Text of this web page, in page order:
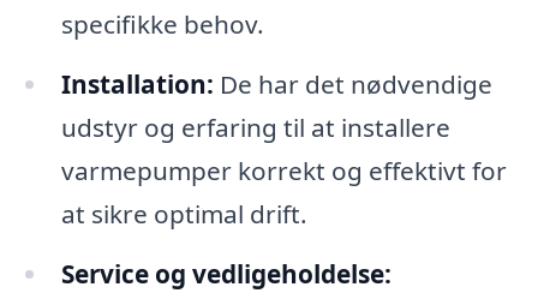
specifikke behov.
Installation: De har det nødvendige
udstyr og erfaring til at installere
varmepumper korrekt og effektivt for
at sikre optimal drift.
Service og vedligeholdelse: